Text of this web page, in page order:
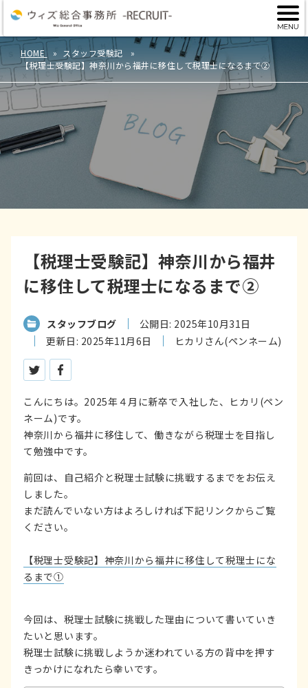
HOME
スタッフ受験記
【税理士受験記】神奈川から福井に移住して税理士になるまで②
【税理士受験記】神奈川から福井
に移住して税理士になるまで②
スタッフブログ
公開日: 2025年10月31日
更新日: 2025年11月6日
ヒカリさん(ペンネーム)
ツイートする
こんにちは。2025年４月に新卒で入社した、ヒカリ(ペン
ネーム)です。
神奈川から福井に移住して、働きながら税理士を目指し
て勉強中です。
前回は、自己紹介と税理士試験に挑戦するまでをお伝え
しました。
まだ読んでいない方はよろしければ下記リンクからご覧
ください。
【税理士受験記】神奈川から福井に移住して税理士にな
るまで①
今回は、税理士試験に挑戦した理由について書いていき
たいと思います。
税理士試験に挑戦しようか迷われている方の背中を押す
きっかけになれたら幸いです。